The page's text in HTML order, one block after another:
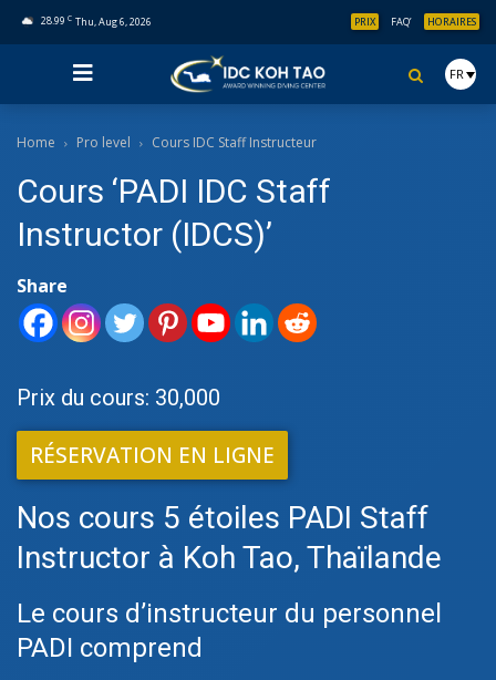
28.99 C Thu, Aug 6, 2026 PRIX FAQ’ HORAIRES
FR
Home Pro level Cours IDC Staff Instructeur
Cours ‘PADI IDC Staff
Instructor (IDCS)’
Share
Prix du cours: 30,000
RÉSERVATION EN LIGNE
Nos cours 5 étoiles PADI Staff
Instructor à Koh Tao, Thaïlande
Le cours d’instructeur du personnel
PADI comprend